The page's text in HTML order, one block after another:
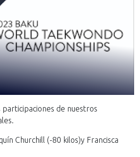
participaciones de nuestros
Churchill (-80 kilos)y Francisca